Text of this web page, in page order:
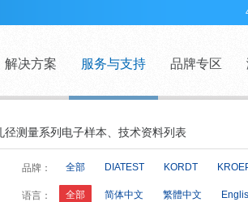
解决方案 服务与支持 品牌专区
径测量系列电子样本、技术资料列表
品牌： 全部 DIATEST KORDT
语言： 全部 简体中文 繁體中文